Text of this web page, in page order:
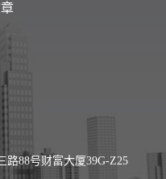
路88号财富大厦39G-Z25